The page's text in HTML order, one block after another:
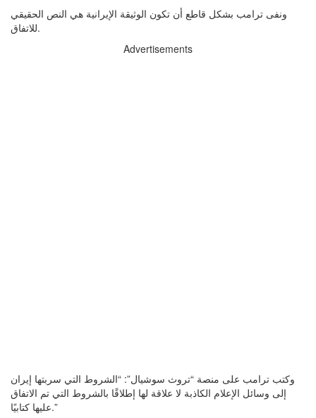
ونفى ترامب بشكل قاطع أن تكون الوثيقة الإيرانية هي النص الحقيقي
للاتفاق.
Advertisements
وكتب ترامب على منصة “تروث سوشيال”: “الشروط التي سربتها إيران
إلى وسائل الإعلام الكاذبة لا علاقة لها إطلاقًا بالشروط التي تم الاتفاق
عليها كتابيًا.”